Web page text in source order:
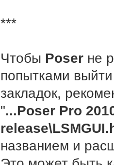
***
Чтобы Poser не
попытками
закладок,
"...Poser Pro
названием и